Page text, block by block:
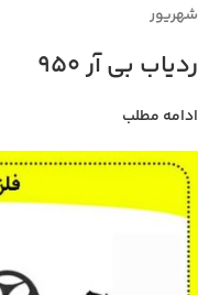
شهریور
ردیاب بی آر 950
ادامه مطلب